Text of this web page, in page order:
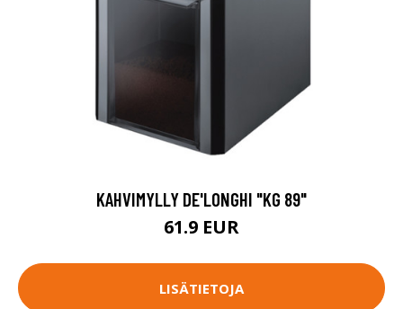
KAHVIMYLLY DE'LONGHI "KG 89"
61.9 EUR
LISÄTIETOJA